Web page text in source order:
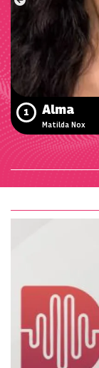
1
Matilda Nox
Alma